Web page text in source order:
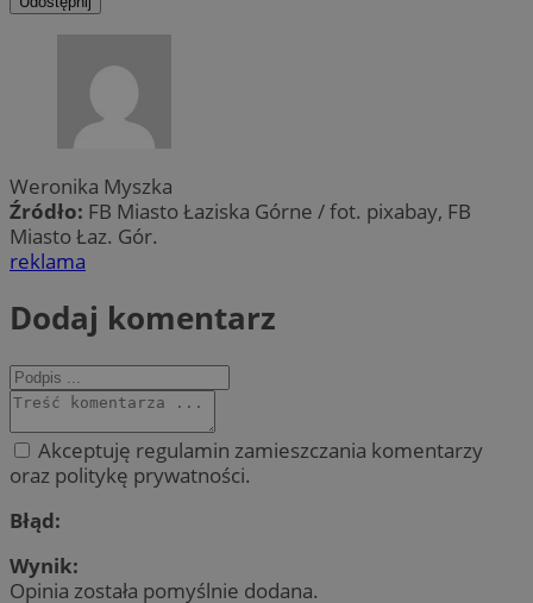
Weronika Myszka
Źródło: FB Miasto Łaziska Górne / fot. pixabay, FB
Miasto Łaz. Gór.
reklama
Dodaj komentarz
Akceptuję regulamin zamieszczania komentarzy
oraz politykę prywatności.
Błąd:
Wynik:
Opinia została pomyślnie dodana.